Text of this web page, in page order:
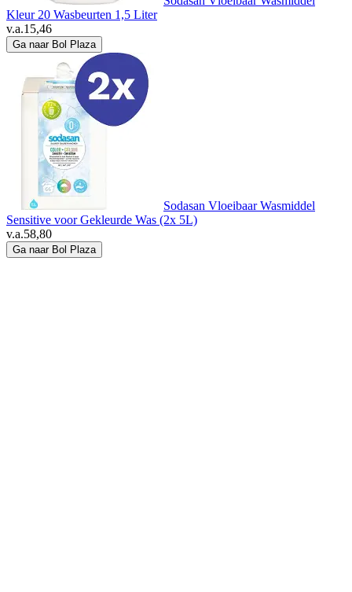
Kleur 20 Wasbeurten 1,5 Liter
v.a.15,46
Ga naar Bol Plaza
Sodasan Vloeibaar Wasmiddel
Sensitive voor Gekleurde Was (2x 5L)
v.a.58,80
Ga naar Bol Plaza